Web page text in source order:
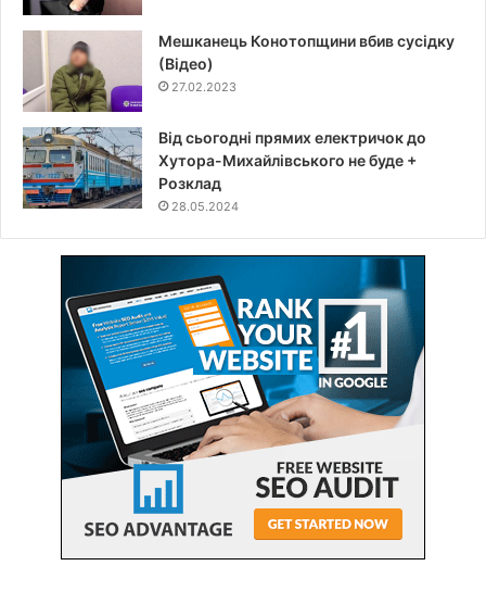
Мешканець Конотопщини вбив сусідку
(Відео)
27.02.2023
Від сьогодні прямих електричок до
Хутора-Михайлівського не буде +
Розклад
28.05.2024